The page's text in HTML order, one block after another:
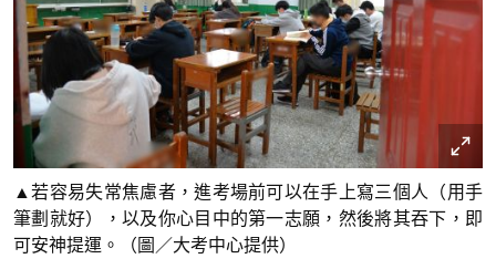
▲若容易失常焦慮者，進考場前可以在手上寫三個人（用手
筆劃就好），以及你心目中的第一志願，然後將其吞下，即
可安神提運。（圖／大考中心提供）